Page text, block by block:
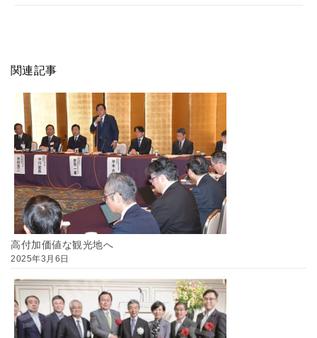
関連記事
高付加価値な観光地へ
2025年3月6日